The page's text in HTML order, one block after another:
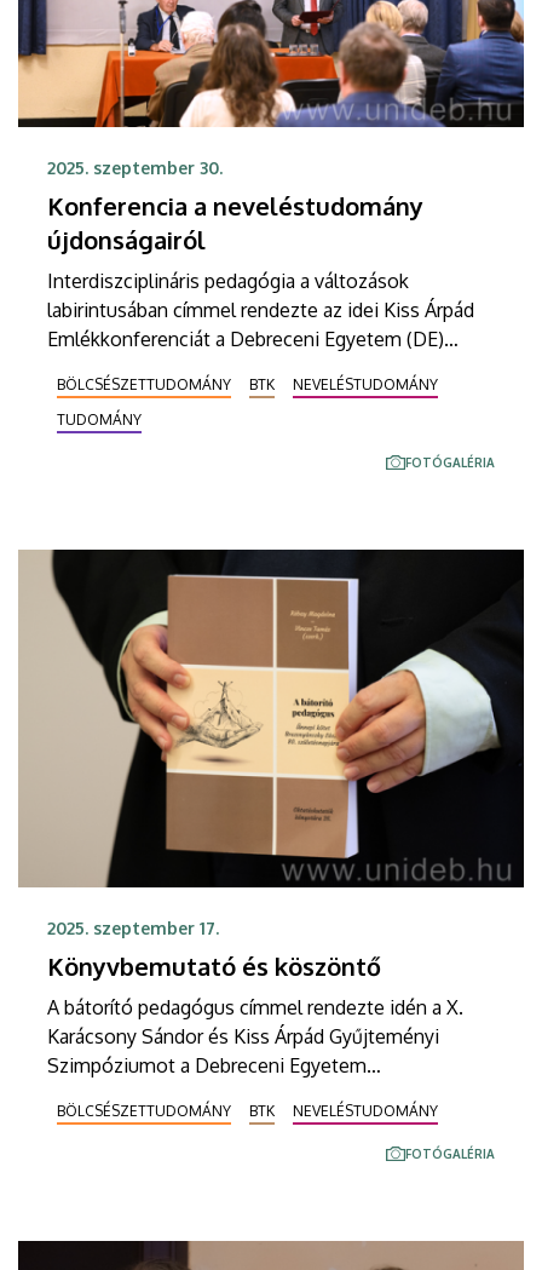
2025. szeptember 30.
Konferencia a neveléstudomány
újdonságairól
Interdiszciplináris pedagógia a változások
labirintusában címmel rendezte az idei Kiss Árpád
Emlékkonferenciát a Debreceni Egyetem (DE)
Bölcsészettudományi Kar (BTK) Nevelés- és
Művelődéstudományi Intézete, a Magyar
Tudományos Akadémia (MTA) Pedagógiai
Bizottsága és az MTA Debreceni Akadémiai
oktatóját, Buda András adjunktust, a tanácskozás
szervezőjét.
BÖLCSÉSZETTUDOMÁNY BTK
NEVELÉSTUDOMÁNY
TUDOMÁNY
FOTÓGALÉRIA
2025. szeptember 17.
Könyvbemutató és köszöntő
A bátorító pedagógus címmel rendezte idén a X.
Karácsony Sándor és Kiss Árpád Gyűjteményi
Szimpóziumot a Debreceni Egyetem
Művelődéstudományi Intézete. Az eseményen
köszöntötték a 80. születésnapját ünneplő
kötetet.
BÖLCSÉSZETTUDOMÁNY BTK NEVELÉSTUDOMÁNY
FOTÓGALÉRIA